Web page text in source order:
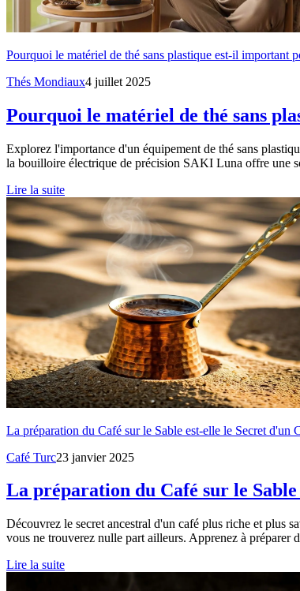
Pourquoi le matériel de thé sans plastique est-il important
Thés Mondiaux4 juillet 2025
Pourquoi le matériel de thé sans
Explorez l'importance d'un équipement de thé sans
la bouilloire électrique de précision SAKI Luna offre une
Lire la suite
La préparation du Café sur le Sable est-elle le Secret d'un
Café Turc23 janvier 2025
La préparation du Café sur le
Découvrez le secret ancestral d'un café plus riche et plus
vous ne trouverez nulle part ailleurs. Apprenez à préparer
Lire la suite